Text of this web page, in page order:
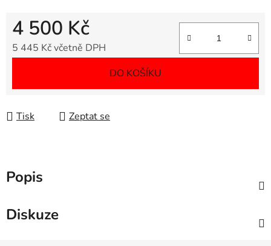
4 500 Kč
5 445 Kč včetně DPH
DO KOŠÍKU
Tisk Zeptat se
Popis
Diskuze